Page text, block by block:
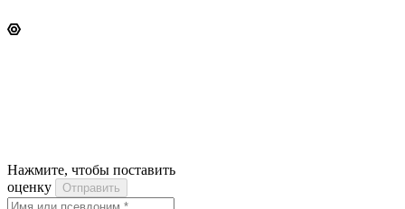
Нажмите, чтобы поставить
оценку
Отправить